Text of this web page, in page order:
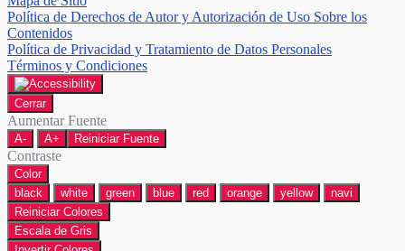
Política de Derechos de Autor y Autorización de Uso Sobre los
Contenidos
Política de Privacidad y Tratamiento de Datos Personales
Términos y Condiciones
Cerrar
Aumentar Fuente
A- A+ Reiniciar Fuente
Contraste
Color
black
white green blue red orange yellow
navi
Reiniciar Colores
Escala de Gris